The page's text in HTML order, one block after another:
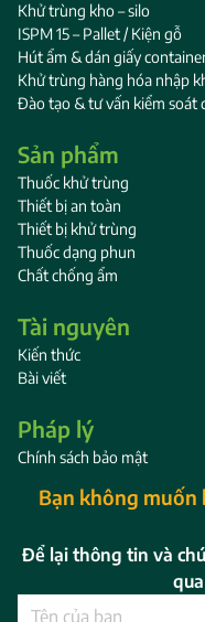
Khử trùng kho – silo
ISPM 15 – Pallet / Kiện gỗ
Hút ẩm & dán giấy
Khử trùng hàng hóa nhập
Đào tạo & tư vấn kiểm soát
Sản phẩm
Thuốc khử trùng
Thiết bị an toàn
Thiết bị khử trùng
Thuốc dạng phun
Chất chống ẩm
Tài nguyên
Kiến thức
Bài viết
Pháp lý
Chính sách bảo mật
Bạn không
Để lại thông tin và